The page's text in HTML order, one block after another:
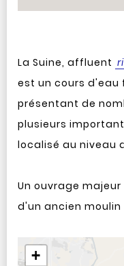
La Suine, affluent
est un cours d'eau
présentant de
plusieurs
localisé au niveau
Un ouvrage
d'un ancien moulin
Aller après la carte
+